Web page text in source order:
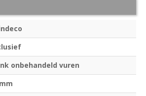
onbehandeld vuren